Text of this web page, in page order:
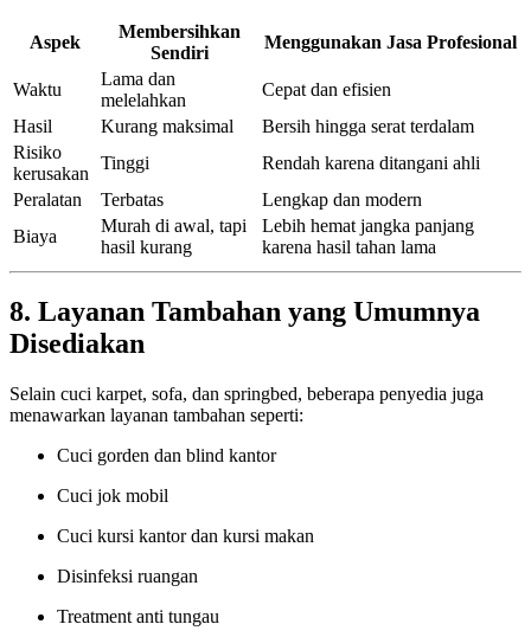
Aspek
Membersihkan
Sendiri
Menggunakan Jasa Profesional
Waktu
Lama dan
melelahkan
Cepat dan efisien
Hasil
Kurang maksimal
Bersih hingga serat terdalam
Risiko
kerusakan
Tinggi
Rendah karena ditangani ahli
Peralatan
Terbatas
Lengkap dan modern
Biaya
Murah di awal, tapi
hasil kurang
Lebih hemat jangka panjang
karena hasil tahan lama
8. Layanan Tambahan yang Umumnya
Disediakan
Selain cuci karpet, sofa, dan springbed, beberapa penyedia juga
menawarkan layanan tambahan seperti:
Cuci gorden dan blind kantor
Cuci jok mobil
Cuci kursi kantor dan kursi makan
Disinfeksi ruangan
Treatment anti tungau